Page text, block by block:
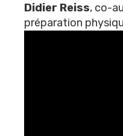
Didier Reiss, co-
préparation